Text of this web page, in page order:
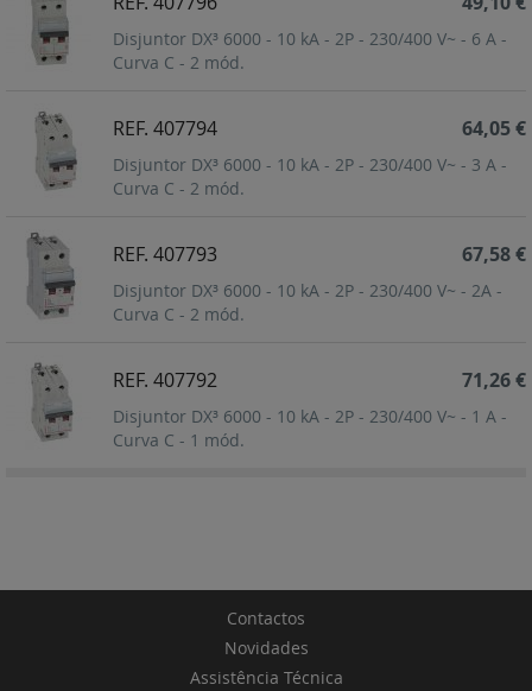
Disjuntor DX³ 6000 - 10 kA - 2P - 230/400 V~ - 6 A -
Curva C - 2 mód.
REF. 407794
Disjuntor DX³ 6000 - 10 kA - 2P - 230/400 V~ - 3 A -
Curva C - 2 mód.
64,05 €
REF. 407793
Disjuntor DX³ 6000 - 10 kA - 2P - 230/400 V~ - 2A -
Curva C - 2 mód.
67,58 €
REF. 407792
Disjuntor DX³ 6000 - 10 kA - 2P - 230/400 V~ - 1 A -
Curva C - 1 mód.
71,26 €
Contactos
Novidades
Assistência Técnica